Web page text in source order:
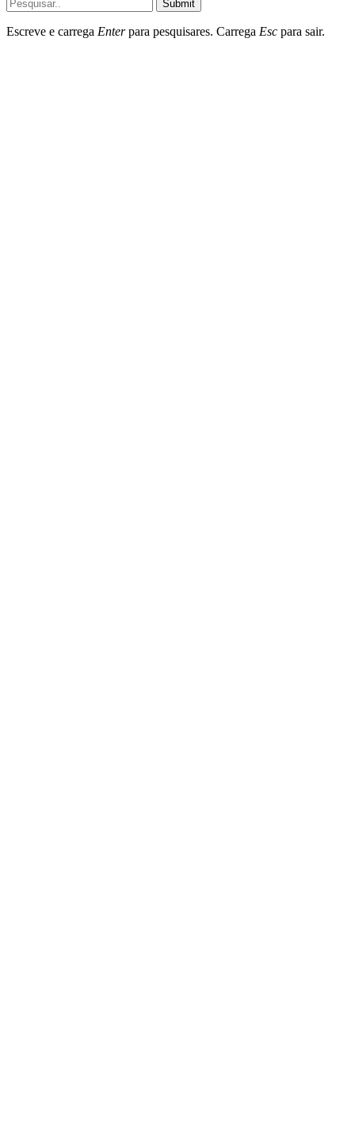
Submit
Escreve e carrega Enterpara pesquisares. Carrega Esc para sair.